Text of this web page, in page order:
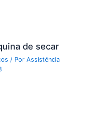
de secar
/ PorAssistência